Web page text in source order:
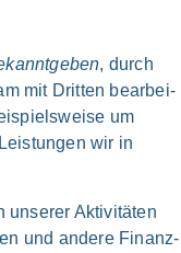
, durch
mit Drit­ten bear­bei­
um
wir in
unse­rer Aktivi­täten
und ande­re Finanz­